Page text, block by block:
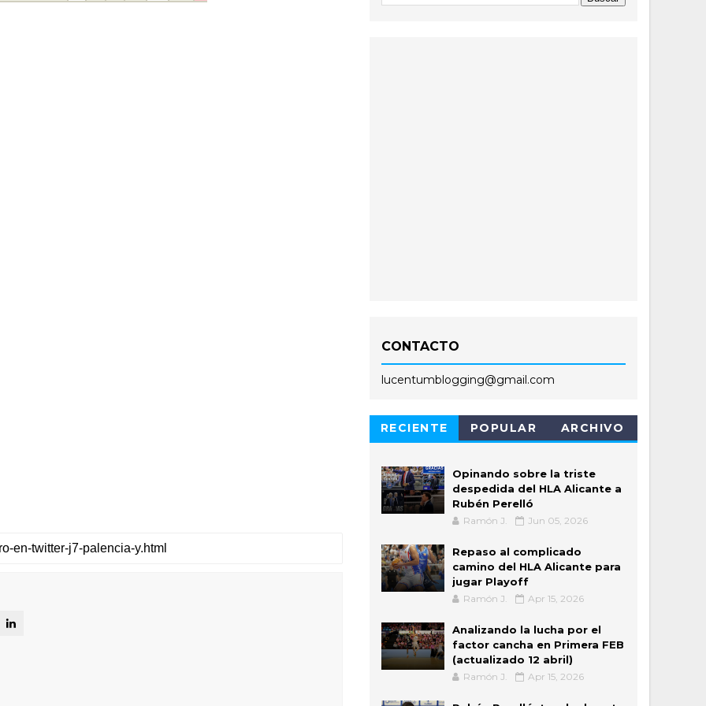
CONTACTO
lucentumblogging@gmail.com
RECIENTE POPULAR ARCHIVO
Opinando sobre la triste
despedida del HLA Alicante a
Rubén Perelló
Ramón J. Jun 05, 2026
Repaso al complicado
camino del HLA Alicante para
jugar Playoff
Ramón J. Apr 15, 2026
Analizando la lucha por el
factor cancha en Primera FEB
(actualizado 12 abril)
Ramón J. Apr 15, 2026